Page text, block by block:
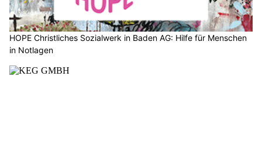
HOPE Christliches Sozialwerk in Baden AG: Hilfe für Menschen
in Notlagen